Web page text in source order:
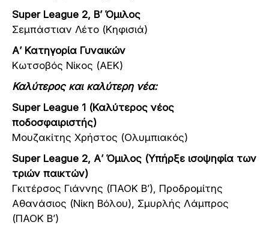
Super League 2, Β’ Όμιλος
Σεμπάστιαν Λέτο (Κηφισιά)
Α’ Κατηγορία Γυναικών
Κωτσοβός Νίκος (ΑΕΚ)
Καλύτερος και καλύτερη νέα:
Super League 1 (Καλύτερος νέος
ποδοσφαιριστής)
Μουζακίτης Χρήστος (Ολυμπιακός)
Super League 2, Α’ Όμιλος (Υπήρξε ισοψηφία των
τριών παικτών)
Γκιτέρσος Γιάννης (ΠΑΟΚ Β’), Προδρομίτης
Αθανάσιος (Νίκη Βόλου), Σμυρλής Λάμπρος
(ΠΑΟΚ Β’)